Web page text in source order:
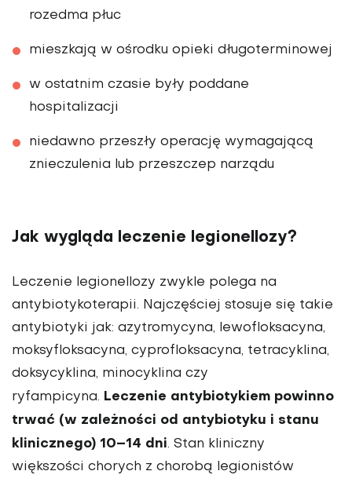
rozedma płuc
mieszkają w ośrodku opieki długoterminowej
w ostatnim czasie były poddane
hospitalizacji
niedawno przeszły operację wymagającą
znieczulenia lub przeszczep narządu
Jak wygląda leczenie legionellozy?
Leczenie legionellozy zwykle polega na
antybiotykoterapii. Najczęściej stosuje się takie
antybiotyki jak: azytromycyna, lewofloksacyna,
moksyfloksacyna, cyprofloksacyna, tetracyklina,
doksycyklina, minocyklina czy
ryfampicyna. Leczenie antybiotykiem powinno
trwać (w zależności od antybiotyku i stanu
klinicznego) 10–14 dni. Stan kliniczny
większości chorych z chorobą legionistów